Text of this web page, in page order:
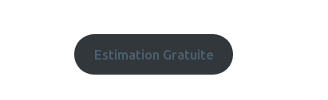
Estimation Gratuite